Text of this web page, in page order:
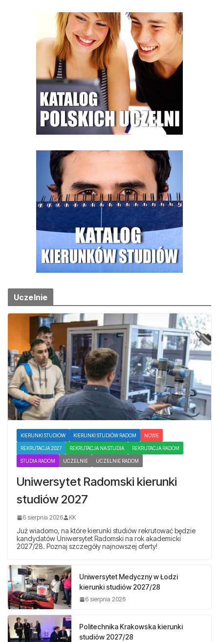
Uczelnie
KIERUNKI STUDIÓW KIERUNKI STUDIÓW RADOM NOWE
REKRUTACJA 2027 REKRUTACJA NA STUDIA REKRUTACJA RADOM
STUDIA RADOM UCZELNIE UCZELNIE RADOM
Uniwersytet Radomski kierunki
studiów 2027
6 sierpnia 2026 KK
Już wiadomo, na które kierunki studiów rekrutować będzie
kandydatów Uniwersytet Radomski na rok akademicki
2027/28. Poznaj szczegóły najnowszej oferty!
Uniwersytet Medyczny w Łodzi
kierunki studiów 2027/28
6 sierpnia 2026
Politechnika Krakowska kierunki
studiów 2027/28